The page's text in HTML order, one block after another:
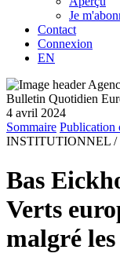
Je
Contact
Connexion
EN
Bulletin Quotidien
4 avril 2024
Sommaire Publication
INSTITUTIONNEL /
Bas
Verts
malgré